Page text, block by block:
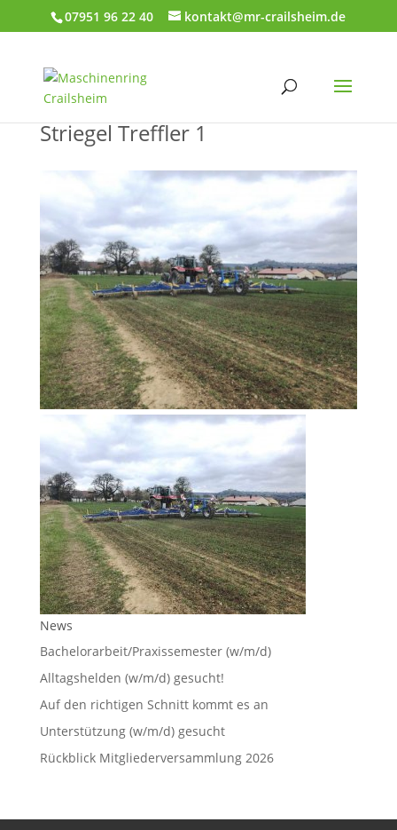
07951 96 22 40 kontakt@mr-crailsheim.de
Striegel Treffler 1
News
Bachelorarbeit/Praxissemester (w/m/d)
Alltagshelden (w/m/d) gesucht!
Auf den richtigen Schnitt kommt es an
Unterstützung (w/m/d) gesucht
Rückblick Mitgliederversammlung 2026